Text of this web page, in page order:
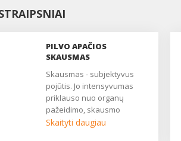
PILVO APAČIOS
SKAUSMAS
Skausmas - subjektyvus
pojūtis. Jo intensyvumas
priklauso nuo organų
pažeidimo, skausmo
slenksčio, centrinės nervų
Skaityti daugiau